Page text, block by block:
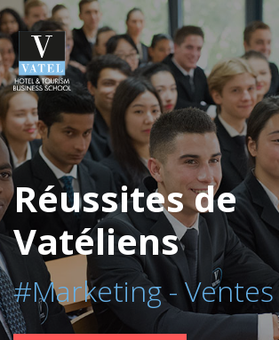
Réussites de
Vatéliens
#Marketing - Ventes